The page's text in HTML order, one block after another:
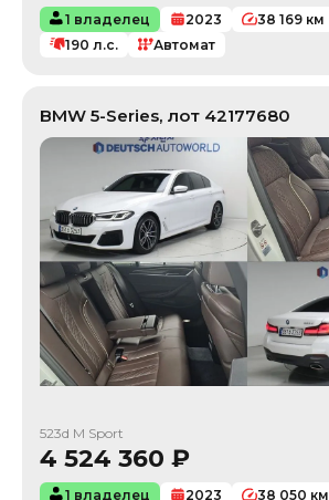
1 владелец 2023 38 169 км
190 л.с. Автомат
BMW 5-Series, лот 42177680
523d M Sport
4 524 360 ₽
1 владелец 2023 38 050 км